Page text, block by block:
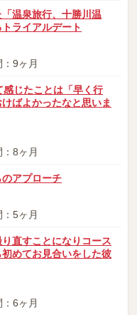
温泉旅行、十勝川温
ライアルデート
9ヶ月
じたことは「早く行
ばよかったなと思いま
8ヶ月
アプローチ
5ヶ月
直すことになりコース
めてお見合いをした彼
6ヶ月